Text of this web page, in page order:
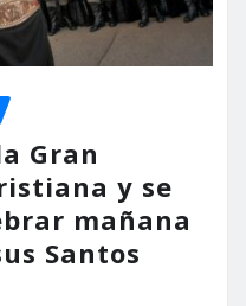
Gran
y se
mañana
Santos